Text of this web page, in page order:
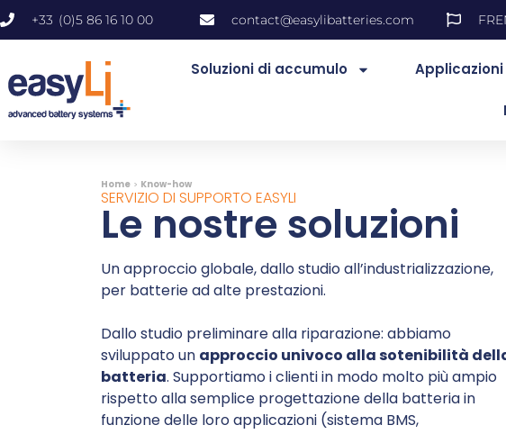
+33 (0)5 86 16 10 00 contact@easylibatteries.com FR
Soluzioni di accumulo Applicazioni
Home > Know-how
SERVIZIO DI SUPPORTO EASYLI
Le nostre soluzioni
Un approccio globale, dallo studio all’industrializzazione,
per batterie ad alte prestazioni.
Dallo studio preliminare alla riparazione: abbiamo
sviluppato un approccio univoco alla sotenibilità
batteria. Supportiamo i clienti in modo molto più ampio
rispetto alla semplice progettazione della batteria in
funzione delle loro applicazioni (sistema BMS,